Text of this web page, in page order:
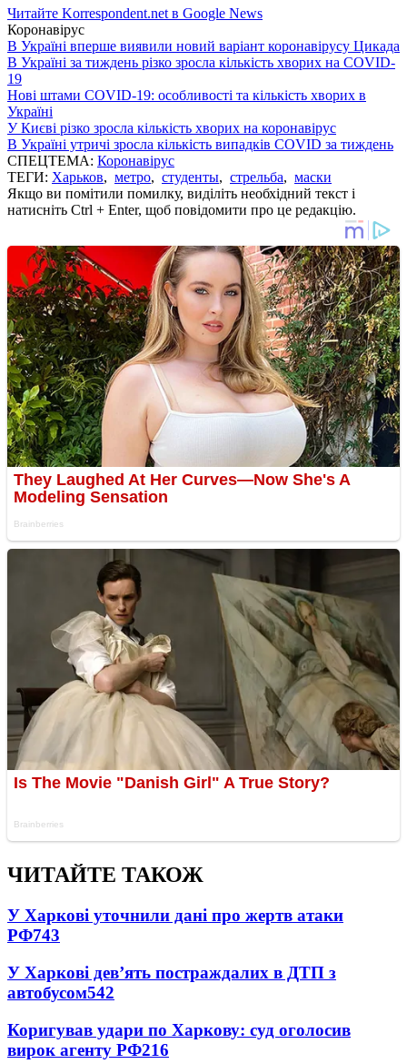
Читайте Korrespondent.net в Google News
Коронавірус
В Україні вперше виявили новий варіант коронавірусу Цикада
В Україні за тиждень різко зросла кількість хворих на COVID-
19
Нові штами COVID-19: особливості та кількість хворих в
Україні
У Києві різко зросла кількість хворих на коронавірус
В Україні утричі зросла кількість випадків COVID за тиждень
СПЕЦТЕМА: Коронавірус
ТЕГИ: Харьков, метро, студенты, стрельба, маски
Якщо ви помітили помилку, виділіть необхідний текст і
натисніть Ctrl + Enter, щоб повідомити про це редакцію.
ЧИТАЙТЕ ТАКОЖ
У Харкові уточнили дані про жертв атаки
РФ743
У Харкові дев’ять постраждалих в ДТП з
автобусом542
Коригував удари по Харкову: суд оголосив
вирок агенту РФ216